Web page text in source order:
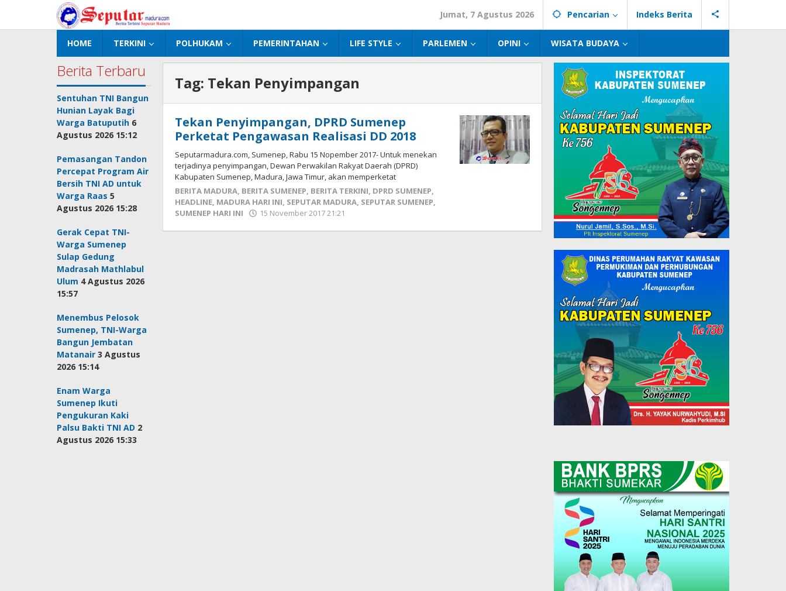
konten
Jumat, 7 Agustus 2026 Pencarian Indeks Berita
HOME TERKINI POLHUKAM PEMERINTAHAN LIFE STYLE PARLEMEN OPINI WISATA BUDAYA
Berita Terbaru
Sentuhan TNI Bangun
Hunian Layak Bagi
Warga Batuputih 6
Agustus 2026 15:12
Pemasangan Tandon
Percepat Program Air
Bersih TNI AD untuk
Warga Raas 5
Agustus 2026 15:28
Gerak Cepat TNI-
Warga Sumenep
Sulap Gedung
Madrasah Mathlabul
Ulum 4 Agustus 2026
15:57
Menembus Pelosok
Sumenep, TNI-Warga
Bangun Jembatan
Matanair 3 Agustus
2026 15:14
Enam Warga
Sumenep Ikuti
Pengukuran Kaki
Palsu Bakti TNI AD 2
Agustus 2026 15:33
Tag: Tekan Penyimpangan
Tekan Penyimpangan, DPRD Sumenep
Perketat Pengawasan Realisasi DD 2018
Seputarmadura.com, Sumenep, Rabu 15 Nopember 2017- Untuk menekan
terjadinya penyimpangan, Dewan Perwakilan Rakyat Daerah (DPRD)
Kabupaten Sumenep, Madura, Jawa Timur, akan memperketat
BERITA MADURA, BERITA SUMENEP, BERITA TERKINI, DPRD SUMENEP,
HEADLINE, MADURA HARI INI, SEPUTAR MADURA, SEPUTAR SUMENEP,
SUMENEP HARI INI
15 November 2017 21:21